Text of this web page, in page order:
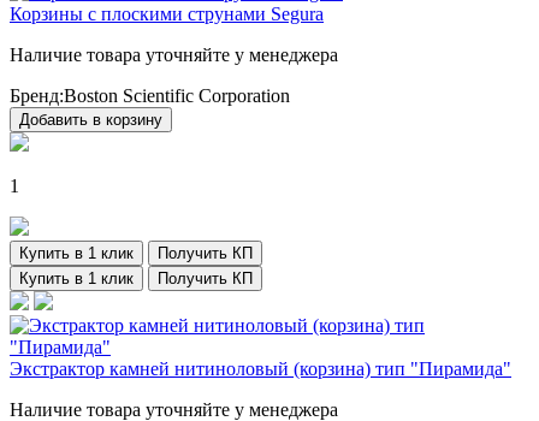
Корзины с плоскими струнами Segura
Наличие товара уточняйте у менеджера
Бренд:Boston Scientific Corporation
Добавить в корзину
1
Купить в 1 клик
Получить КП
Купить в 1 клик
Получить КП
Экстрактор камней нитиноловый (корзина) тип "Пирамида"
Наличие товара уточняйте у менеджера